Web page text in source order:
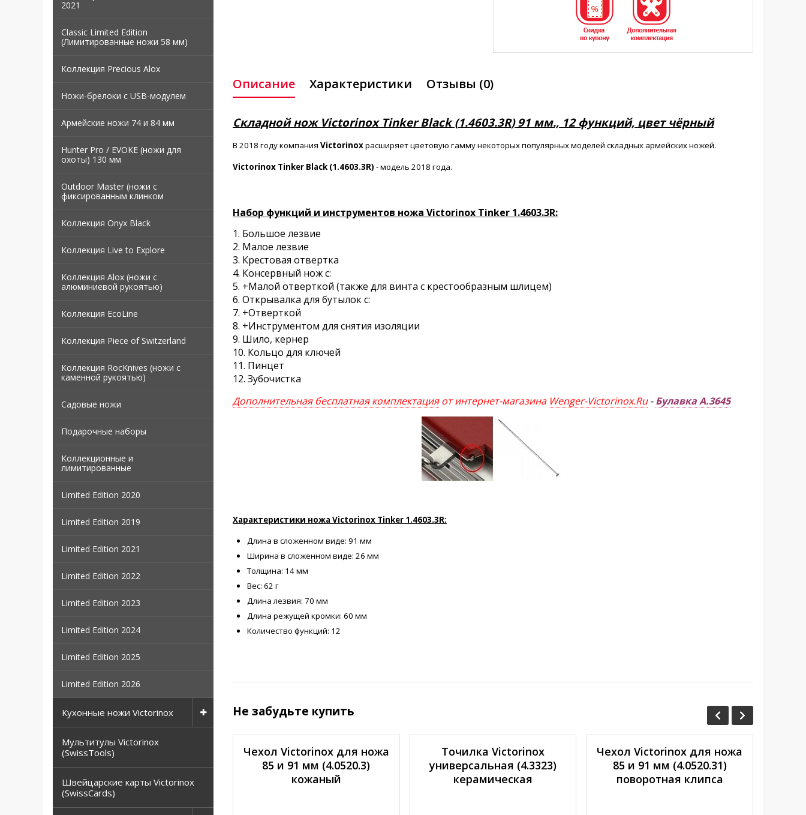
2021
Classic Limited Edition
(Лимитированные ножи 58 мм)
Коллекция Precious Alox
Ножи-брелоки с USB-модулем
Армейские ножи 74 и 84 мм
Hunter Pro / EVOKE (ножи для
охоты) 130 мм
Outdoor Master (ножи с
фиксированным клинком
Коллекция Onyx Black
Коллекция Live to Explore
Коллекция Alox (ножи с
алюминиевой рукоятью)
Коллекция EcoLine
Коллекция Piece of Switzerland
Коллекция RocKnives (ножи с
каменной рукоятью)
Садовые ножи
Подарочные наборы
Коллекционные и
лимитированные
Limited Edition 2020
Limited Edition 2019
Limited Edition 2021
Limited Edition 2022
Limited Edition 2023
Limited Edition 2024
Limited Edition 2025
Limited Edition 2026
Кухонные ножи Victorinox
Мультитулы Victorinox
(SwissTools)
Швейцарские карты Victorinox
(SwissCards)
Описание Характеристики Отзывы (0)
Складной нож Victorinox Tinker Black (1.4603.3R) 91 мм., 12 функций, цвет чёрный
В 2018 году компания Victorinoxрасширяет цветовую гамму некоторых популярных моделей складных армейских ножей.
Victorinox Tinker Black (1.4603.3R) - модель 2018 года.
Набор функций и инструментов ножа Victorinox Tinker 1.4603.3R:
1. Большое лезвие
2. Малое лезвие
3. Крестовая отвертка
4. Консервный нож с:
5. +Малой отверткой (также для винта с крестообразным шлицем)
6. Открывалка для бутылок с:
7. +Отверткой
8. +Инструментом для снятия изоляции
9. Шило, кернер
10. Кольцо для ключей
11. Пинцет
12. Зубочистка
Дополнительная бесплатная комплектацияот интернет-магазина Wenger-Victorinox.Ru-БулавкаA.3645
Характеристики ножа Victorinox Tinker 1.4603.3R:
Длина в сложенном виде: 91 мм
Ширина в сложенном виде: 26 мм
Толщина: 14 мм
Вес: 62 г
Длина лезвия: 70 мм
Длина режущей кромки: 60 мм
Количество функций: 12
Не забудьте купить
Чехол Victorinox для ножа
85 и 91 мм (4.0520.3)
кожаный
Точилка Victorinox
универсальная (4.3323)
керамическая
Чехол Victorinox для ножа
85 и 91 мм (4.0520.31)
поворотная клипса